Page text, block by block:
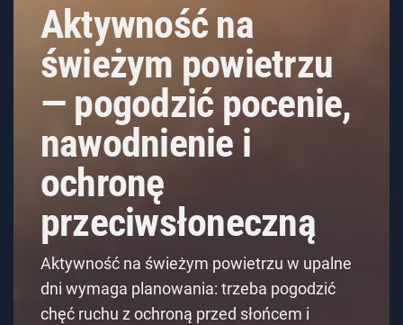
Aktywność na
świeżym powietrzu
— pogodzić pocenie,
nawodnienie i
ochronę
przeciwsłoneczną
Aktywność na świeżym powietrzu w upalne
dni wymaga planowania: trzeba pogodzić
chęć ruchu z ochroną przed słońcem i